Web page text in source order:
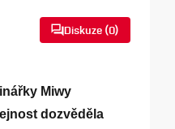
Diskuze (0)
Miwy
dozvěděla